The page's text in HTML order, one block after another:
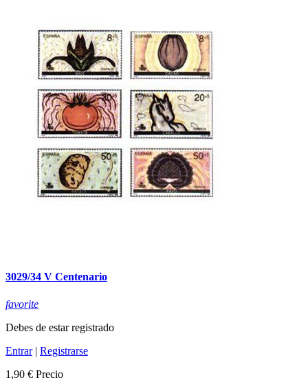
3029/34 V Centenario
favorite
Debes de estar registrado
Entrar| Registrarse
1,90 € Precio